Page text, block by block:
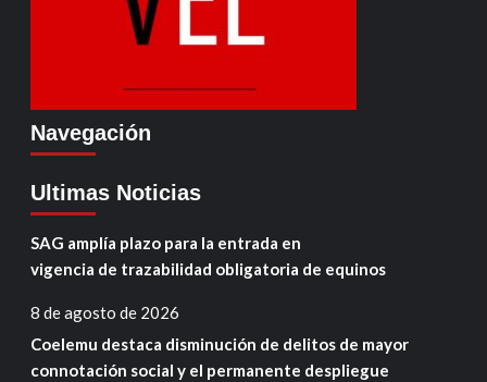
Navegación
Ultimas Noticias
SAG amplía plazo para la entrada en
vigencia de trazabilidad obligatoria de equinos
8 de agosto de 2026
Coelemu destaca disminución de delitos de mayor
connotación social y el permanente despliegue